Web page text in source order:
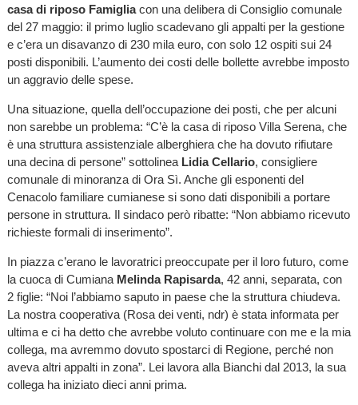
casa di riposo Famigliacon una delibera di Consiglio comunale
del 27 maggio: il primo luglio scadevano gli appalti per la gestione
e c’era un disavanzo di 230 mila euro, con solo 12 ospiti sui 24
posti disponibili. L’aumento dei costi delle bollette avrebbe imposto
un aggravio delle spese.
Una situazione, quella dell’occupazione dei posti, che per alcuni
non sarebbe un problema: “C’è la casa di riposo Villa Serena, che
è una struttura assistenziale alberghiera che ha dovuto rifiutare
una decina di persone” sottolinea Lidia Cellario, consigliere
comunale di minoranza di Ora Sì. Anche gli esponenti del
Cenacolo familiare cumianese si sono dati disponibili a portare
persone in struttura. Il sindaco però ribatte: “Non abbiamo ricevuto
richieste formali di inserimento”.
In piazza c’erano le lavoratrici preoccupate per il loro futuro, come
la cuoca di Cumiana Melinda Rapisarda, 42 anni, separata, con
2 figlie: “Noi l’abbiamo saputo in paese che la struttura chiudeva.
La nostra cooperativa (Rosa dei venti, ndr) è stata informata per
ultima e ci ha detto che avrebbe voluto continuare con me e la mia
collega, ma avremmo dovuto spostarci di Regione, perché non
aveva altri appalti in zona”. Lei lavora alla Bianchi dal 2013, la sua
collega ha iniziato dieci anni prima.